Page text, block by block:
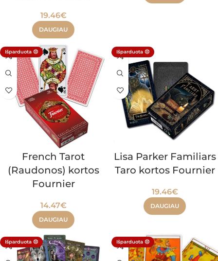
19.46€
DAUGIAU
Išparduota 😔
French Tarot
(Raudonos) kortos
Fournier
14.47€
DAUGIAU
Išparduota 😔
Lisa Parker Familiars
Taro kortos Fournier
19.46€
DAUGIAU
Išparduota 😔 Išparduota 😔